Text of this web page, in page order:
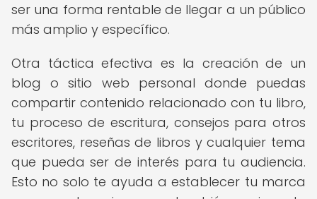
ser una forma rentable de llegar a un público
más amplio y específico.
Otra táctica efectiva es la creación de un
blog o sitio web personal donde puedas
compartir contenido relacionado con tu libro,
tu proceso de escritura, consejos para otros
escritores, reseñas de libros y cualquier tema
que pueda ser de interés para tu audiencia.
Esto no solo te ayuda a establecer tu marca